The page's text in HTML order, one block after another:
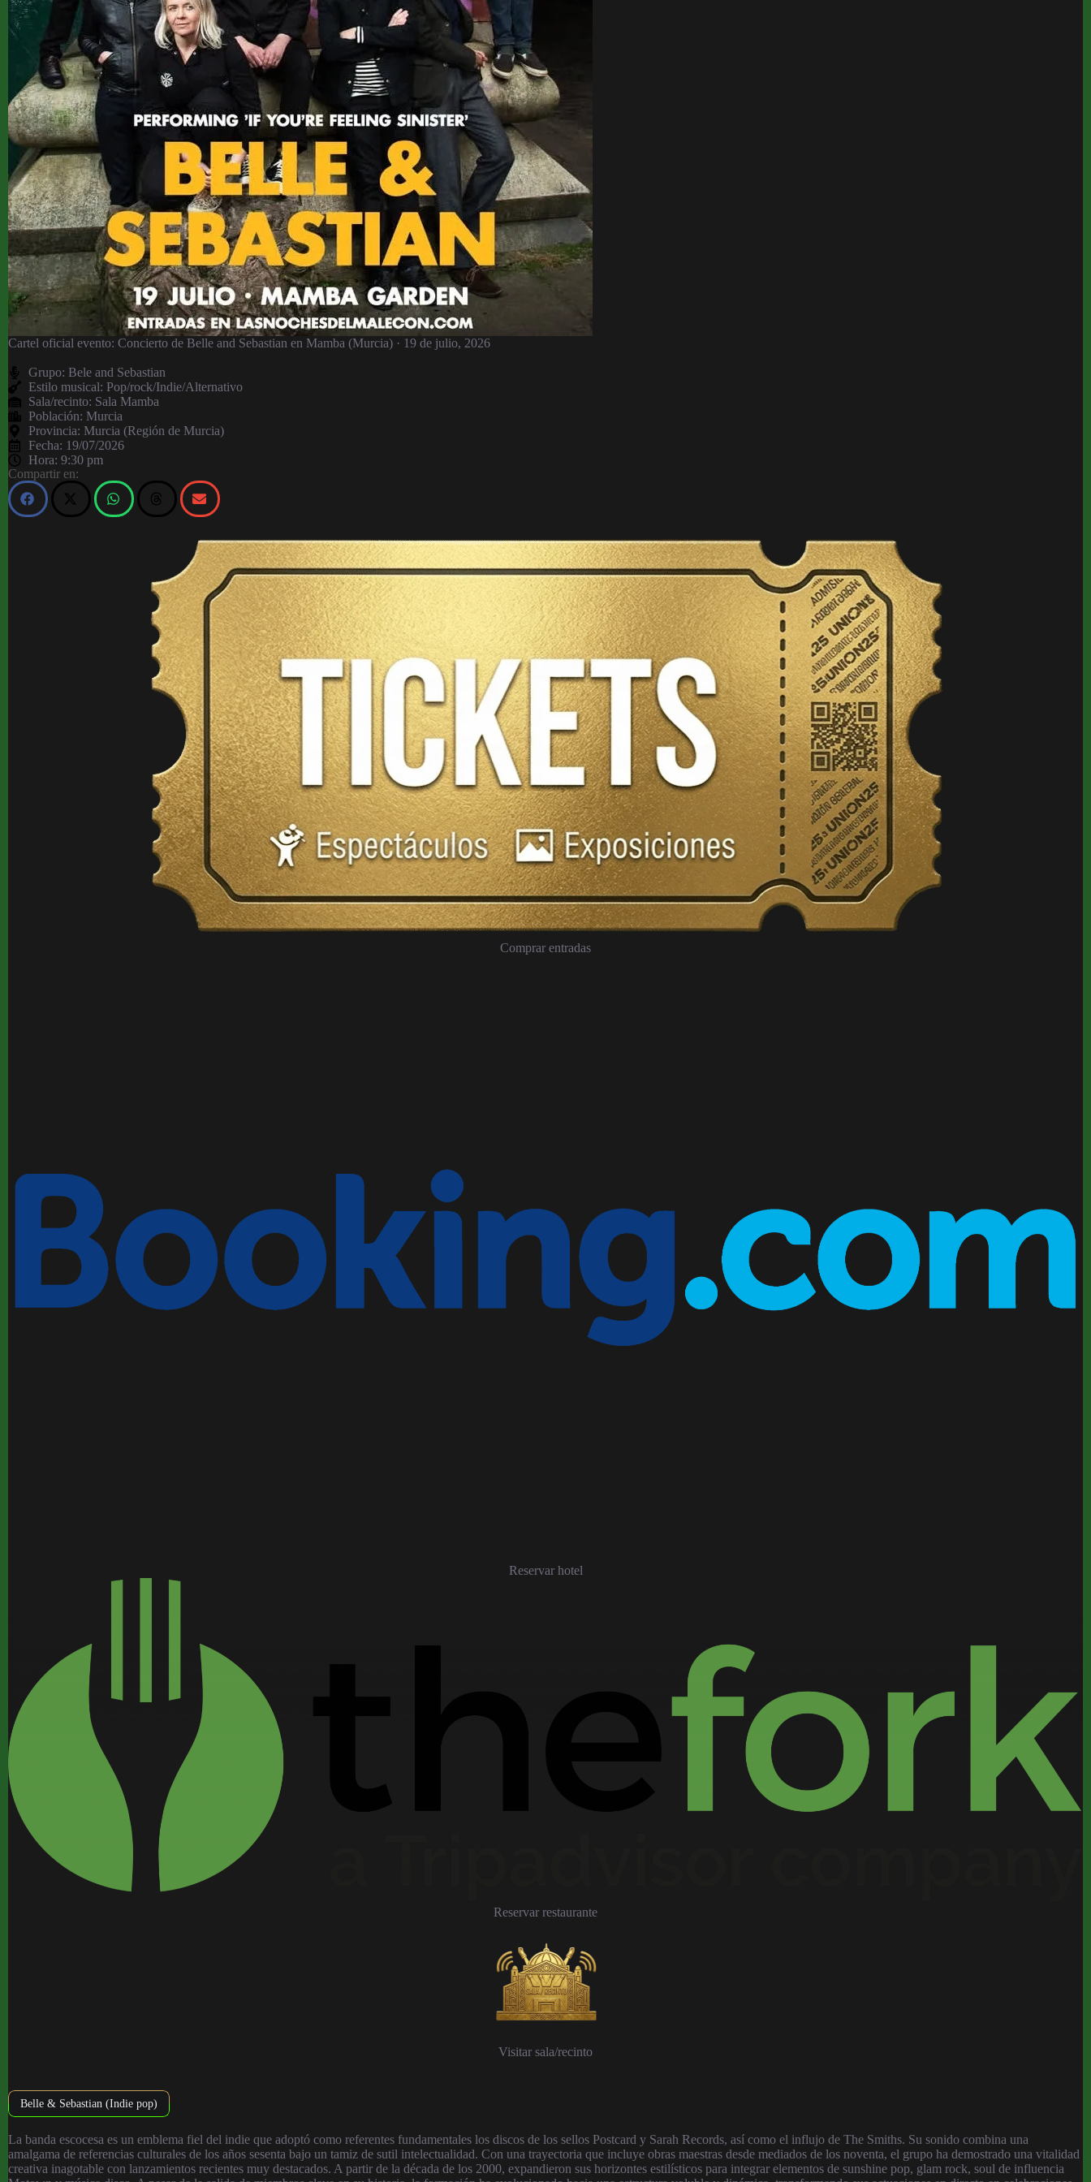
Cartel oficial evento: Concierto de Belle and Sebastian en Mamba (Murcia) · 19 de julio, 2026
Grupo: Bele and Sebastian
Estilo musical: Pop/rock/Indie/Alternativo
Sala/recinto: Sala Mamba
Población: Murcia
Provincia: Murcia (Región de Murcia)
Fecha: 19/07/2026
Hora: 9:30 pm
Compartir en:
Comprar entradas
Reservar hotel
Reservar restaurante
Visitar sala/recinto
Belle & Sebastian (Indie pop)
La banda escocesa es un emblema fiel del indie que adoptó como referentes fundamentales los discos de los sellos Postcard y Sarah Records, así como el influjo de The Smiths. Su sonido combina una
amalgama de referencias culturales de los años sesenta bajo un tamiz de sutil intelectualidad. Con una trayectoria que incluye obras maestras desde mediados de los noventa, el grupo ha demostrado una vitalidad
creativa inagotable con lanzamientos recientes muy destacados. A partir de la década de los 2000, expandieron sus horizontes estilísticos para integrar elementos de sunshine pop, glam rock, soul de influencia